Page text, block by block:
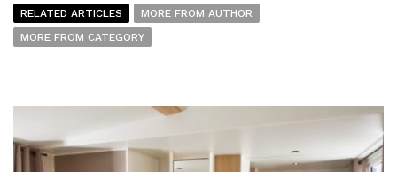
RELATED ARTICLES
MORE FROM AUTHOR
MORE FROM CATEGORY